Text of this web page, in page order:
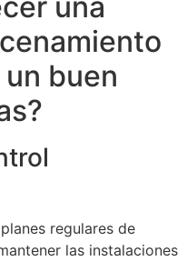
buen
regulares de
las instalaciones